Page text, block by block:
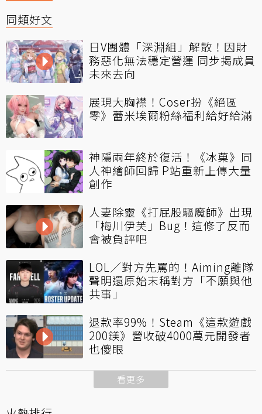
同類好文
日V團體「深淵組」解散！因財
務惡化無法穩定營運 同步揭成員
未來去向
展現大胸襟！Coser扮《絕區
零》蕾米埃爾粉絲福利給好給滿
神隱兩年終於復活！《冰菓》同
人神繪師回歸 P站重新上傳大量
創作
人妻除靈《打屁股驅魔師》出現
「梅川伊芙」Bug！這修了反而
會被負評吧
LOL／對方先罵的！Aiming離隊
聲明還原始末稱對方「不願與他
共事」
退款率99%！Steam《這款遊戲
200鎂》營收破4000萬元開發者
也傻眼
看更多